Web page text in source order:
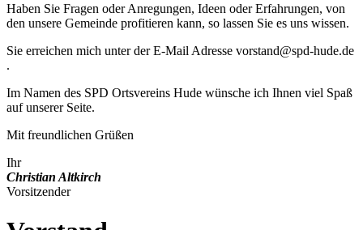
Haben Sie Fra­gen oder Anre­gun­gen, Ideen oder Erfah­run­gen, von
den unse­re Gemein­de pro­fi­tie­ren kann, so las­sen Sie es uns wis­sen.
Sie errei­chen mich unter der E‑Mail Adres­se vorstand@spd-hude.de
.
Im Namen des SPD Orts­ver­eins Hude wün­sche ich Ihnen viel Spaß
auf unse­rer Sei­te.
Mit freund­li­chen Grü­ßen
Ihr
Chris­ti­an Alt­kirch
Vor­sit­zen­der